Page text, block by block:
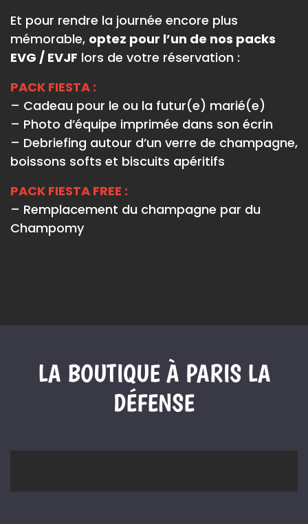
Et pour rendre la journée encore plus
mémorable, optez pour l’un de nos packs
EVG / EVJF lors de votre réservation :
PACK FIESTA :
– Cadeau pour le ou la futur(e) marié(e)
– Photo d’équipe imprimée dans son écrin
– Debriefing autour d’un verre de champagne,
boissons softs et biscuits apéritifs
PACK FIESTA FREE :
– Remplacement du champagne par du
Champomy
LA BOUTIQUE À PARIS LA
DÉFENSE